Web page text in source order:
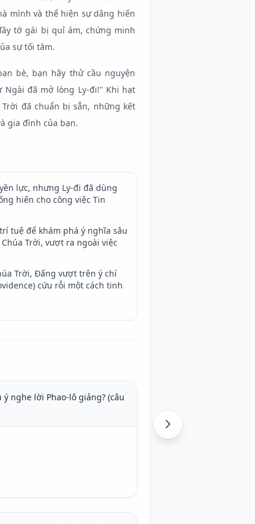
mình và thể hiện sự dâng hiến
tớ gái bị quỉ ám, chứng minh
sự tối tăm.
bè, bạn hãy thử cầu nguyện
Ngài đã mở lòng Ly-đi!" Khi hạt
đã chuẩn bị sẵn, những kết
gia đình của bạn.
lực, nhưng Ly-đi đã dùng
hiến cho công việc Tin
tuệ để khám phá ý nghĩa sâu
Trời, vượt ra ngoài việc
Trời, Đấng vượt trên ý chí
cứu rỗi một cách tinh
nghe lời Phao-lô giảng? (câu